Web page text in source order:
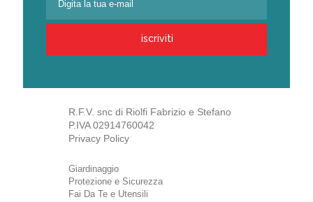
iscriviti
R.F.V. snc di Riolfi Fabrizio e Stefano
P.IVA 02914760042
Privacy Policy
Giardinaggio
Protezione e Sicurezza
Fai Da Te e Utensili